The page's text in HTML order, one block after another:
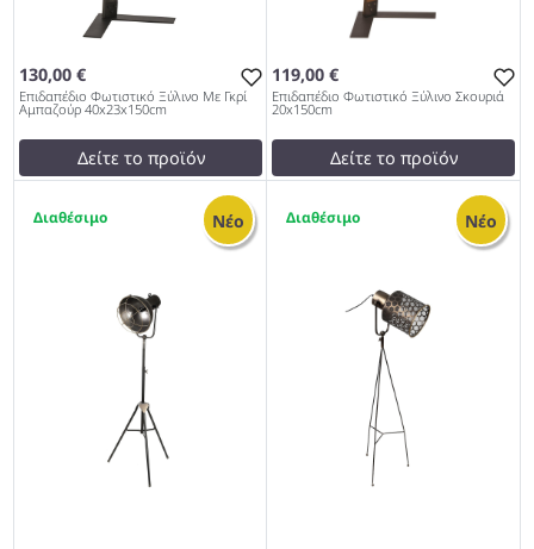
130,00 €
Επιδαπέδιο Φωτιστικό Ξύλινο Με Γκρί
Αμπαζούρ 40x23x150cm
Δείτε το προϊόν
testFalse
Επιδαπέδιο Φωτιστικό
40x23x150cm 967
119,00 €
Επιδαπέδιο Φωτιστικό Ξύλινο Σκουριά
20x150cm
Δείτε το προϊόν
testFalse
Επιδαπέδιο Φωτιστικό
Νέο Νέο